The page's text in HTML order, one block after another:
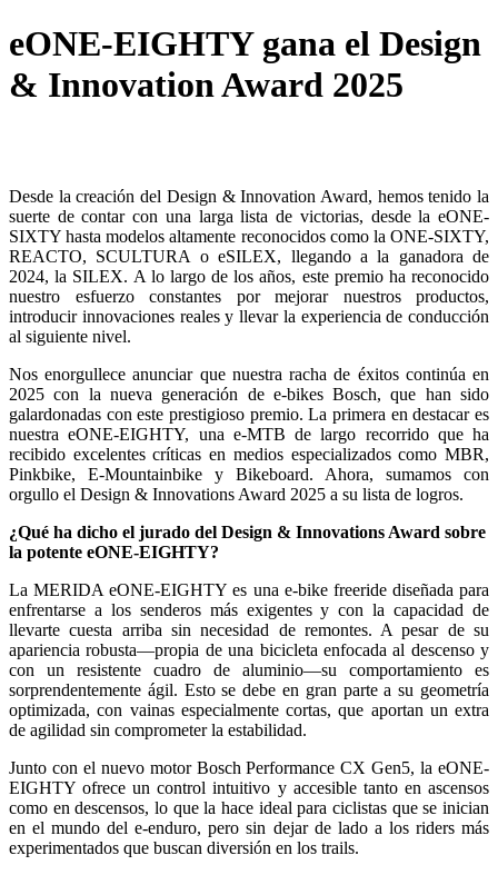
eONE-EIGHTY gana el Design
& Innovation Award 2025
Desde la creación del Design & Innovation Award, hemos tenido la
suerte de contar con una larga lista de victorias, desde la eONE-
SIXTY hasta modelos altamente reconocidos como la ONE-SIXTY,
REACTO, SCULTURA o eSILEX, llegando a la ganadora de
2024, la SILEX. A lo largo de los años, este premio ha reconocido
nuestro esfuerzo constantes por mejorar nuestros productos,
introducir innovaciones reales y llevar la experiencia de conducción
al siguiente nivel.
Nos enorgullece anunciar que nuestra racha de éxitos continúa en
2025 con la nueva generación de e-bikes Bosch, que han sido
galardonadas con este prestigioso premio. La primera en destacar es
nuestra eONE-EIGHTY, una e-MTB de largo recorrido que ha
recibido excelentes críticas en medios especializados como MBR,
Pinkbike, E-Mountainbike y Bikeboard. Ahora, sumamos con
orgullo el Design & Innovations Award 2025 a su lista de logros.
¿Qué ha dicho el jurado del Design & Innovations Award sobre
la potente eONE-EIGHTY?
La MERIDA eONE-EIGHTY es una e-bike freeride diseñada para
enfrentarse a los senderos más exigentes y con la capacidad de
llevarte cuesta arriba sin necesidad de remontes. A pesar de su
apariencia robusta—propia de una bicicleta enfocada al descenso y
con un resistente cuadro de aluminio—su comportamiento es
sorprendentemente ágil. Esto se debe en gran parte a su geometría
optimizada, con vainas especialmente cortas, que aportan un extra
de agilidad sin comprometer la estabilidad.
Junto con el nuevo motor Bosch Performance CX Gen5, la eONE-
EIGHTY ofrece un control intuitivo y accesible tanto en ascensos
como en descensos, lo que la hace ideal para ciclistas que se inician
en el mundo del e-enduro, pero sin dejar de lado a los riders más
experimentados que buscan diversión en los trails.